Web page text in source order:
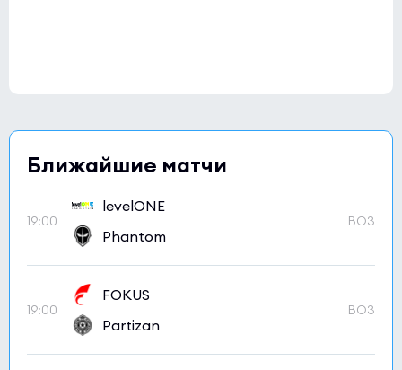
Ближайшие матчи
19:00
levelONE
Phantom
BO3
19:00
FOKUS
Partizan
BO3